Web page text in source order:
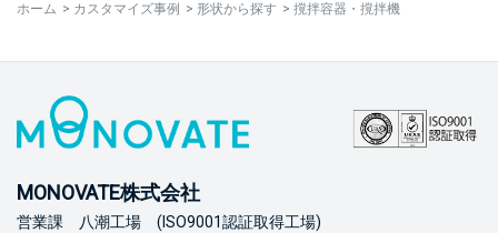
ホーム > カスタマイズ事例 > 形状から探す > 撹拌容器・撹拌機
MONOVATE株式会社
営業課 八潮工場 (ISO9001認証取得工場)